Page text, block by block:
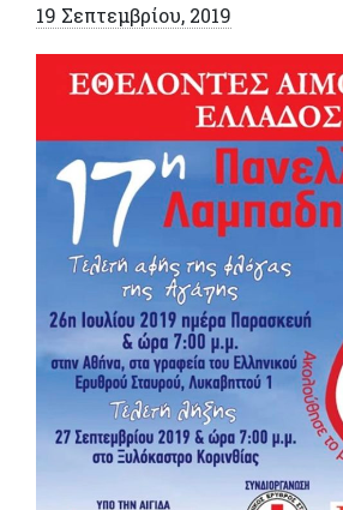
19 Σεπτεμβρίου, 2019